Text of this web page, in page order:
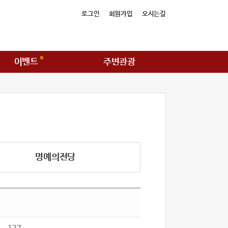
로그인 회원가입 오시는길
이벤트 주변관광
명예의전당